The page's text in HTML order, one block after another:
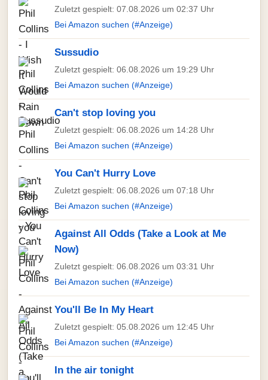
Zuletzt gespielt: 07.08.2026 um 02:37 Uhr
Bei Amazon suchen (#Anzeige)
Sussudio
Zuletzt gespielt: 06.08.2026 um 19:29 Uhr
Bei Amazon suchen (#Anzeige)
Can't stop loving you
Zuletzt gespielt: 06.08.2026 um 14:28 Uhr
Bei Amazon suchen (#Anzeige)
You Can't Hurry Love
Zuletzt gespielt: 06.08.2026 um 07:18 Uhr
Bei Amazon suchen (#Anzeige)
Against All Odds (Take a Look at Me
Now)
Zuletzt gespielt: 06.08.2026 um 03:31 Uhr
Bei Amazon suchen (#Anzeige)
You'll Be In My Heart
Zuletzt gespielt: 05.08.2026 um 12:45 Uhr
Bei Amazon suchen (#Anzeige)
In the air tonight